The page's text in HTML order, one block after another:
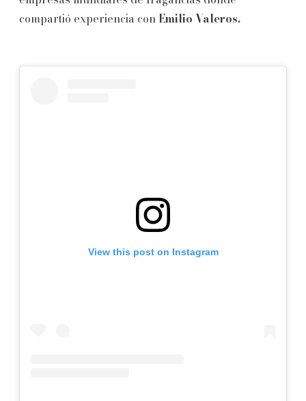
compartió experiencia con Emilio Valeros.
View this post on Instagram